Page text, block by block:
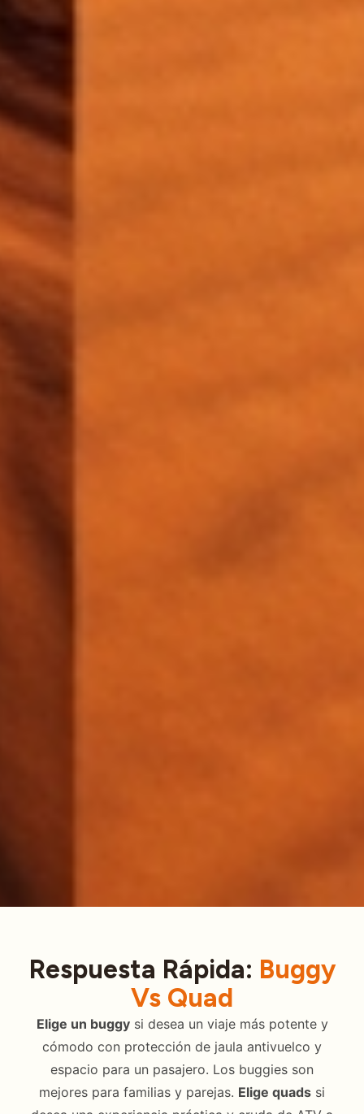
Respuesta Rápida: Buggy
Vs Quad
Elige un buggysi desea un viaje más potente y
cómodo con protección de jaula antivuelco y
espacio para un pasajero. Los buggies son
mejores para familias y parejas. Elige quads si